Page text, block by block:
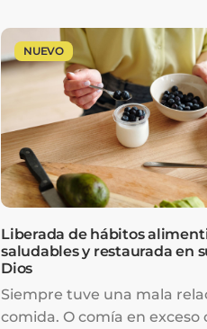
NUEVO
Liberada de hábitos
saludables y restaurada en
Dios
Siempre tuve una mala
comida. O comía en exceso